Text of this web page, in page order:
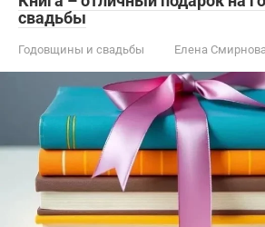
свадьбы
Годовщины и свадьбы Елена Смирнова